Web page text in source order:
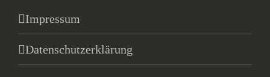
Impressum
Datenschutzerklärung